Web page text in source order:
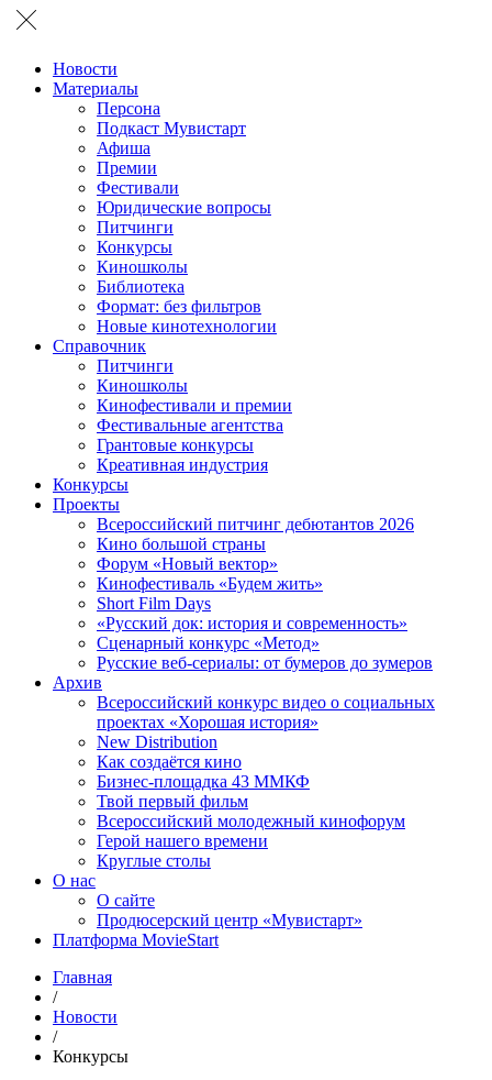
Новости
Материалы
Персона
Подкаст Мувистарт
Афиша
Премии
Фестивали
Юридические вопросы
Питчинги
Конкурсы
Киношколы
Библиотека
Формат: без фильтров
Новые кинотехнологии
Справочник
Питчинги
Киношколы
Кинофестивали и премии
Фестивальные агентства
Грантовые конкурсы
Креативная индустрия
Конкурсы
Проекты
Всероссийский питчинг дебютантов 2026
Кино большой страны
Форум «Новый вектор»
Кинофестиваль «Будем жить»
Short Film Days
«Русский док: история и современность»
Сценарный конкурс «Метод»
Русские веб-сериалы: от бумеров до зумеров
Архив
Всероссийский конкурс видео о социальных
проектах «Хорошая история»
New Distribution
Как создаётся кино
Бизнес-площадка 43 ММКФ
Твой первый фильм
Всероссийский молодежный кинофорум
Герой нашего времени
Круглые столы
О нас
О сайте
Продюсерский центр «Мувистарт»
Платформа MovieStart
Главная
/
Новости
/
Конкурсы